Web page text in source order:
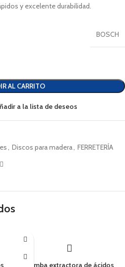
y excelente durabilidad.
BOSCH
AL CARRITO
a la lista de deseos
, Discos para madera, FERRETERÍA
Bomba extractora de ácidos